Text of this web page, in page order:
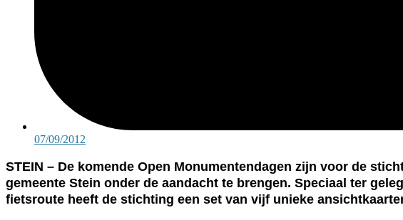
07/09/2012
STEIN – De komende Open Monumentendagen zijn voor de
gemeente Stein onder de aandacht te brengen. Speciaal ter
fietsroute heeft de stichting een set van vijf unieke